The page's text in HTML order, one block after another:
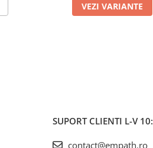
VEZI VARIANTE
SUPORT CLIENTI L-V
contact@empath.ro